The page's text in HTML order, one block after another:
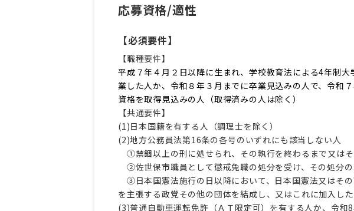
応募資格/適性
【必須要件】
【職種要件】
平成７年４月２日以降に生まれ、学校教育法による4年制
業した人か、令和８年３月までに卒業見込みの人で、令和
資格を取得見込みの人（取得済みの人は除く）
【共通要件】
(1)日本国籍を有する人（調理士を除く）
(2)地方公務員法第16条の各号のいずれにも該当しない人
①禁錮以上の刑に処せられ、その執行を終わるまで又は
②佐世保市職員として懲戒免職の処分を受け、その処分
③日本国憲法施行の日以降において、日本国憲法又はそ
を主張する政党その他の団体を結成し、又はこれに加入した
(3)普通自動車運転免許（ＡＴ限定可）を有する人か、令和